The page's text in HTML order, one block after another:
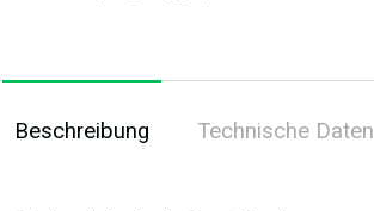
Beschreibung Technische Daten